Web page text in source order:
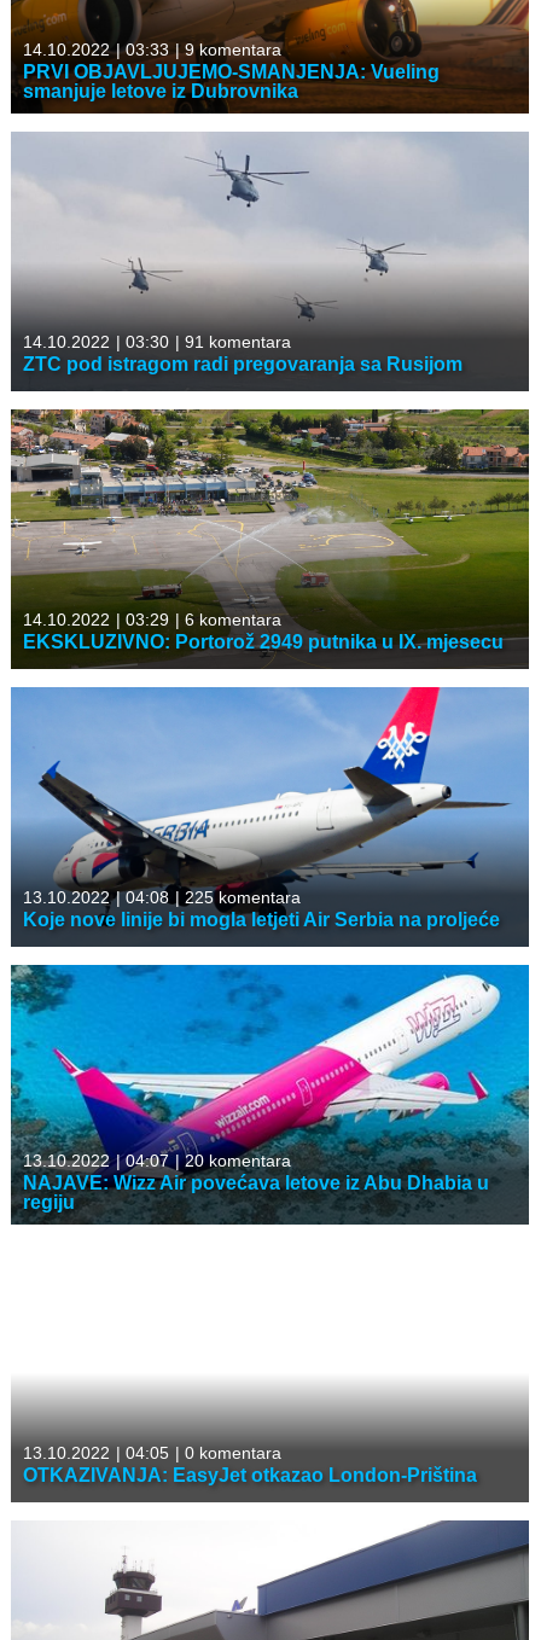
14.10.2022 |03:33 |9 komentara
PRVI OBJAVLJUJEMO-SMANJENJA: Vueling
smanjuje letove iz Dubrovnika
14.10.2022 | 03:30 | 91 komentara
ZTC pod istragom radi pregovaranja sa Rusijom
14.10.2022 | 03:29 | 6 komentara
EKSKLUZIVNO: Portorož 2949 putnika u IX. mjesecu
13.10.2022 |04:08 | 225 komentara
Koje nove linije bi mogla letjeti Air Serbia na proljeće
13.10.2022 |04:07 |20 komentara
NAJAVE: Wizz Air povećava letove iz Abu Dhabia u
regiju
13.10.2022 | 04:05 | 0 komentara
OTKAZIVANJA: EasyJet otkazao London-Priština